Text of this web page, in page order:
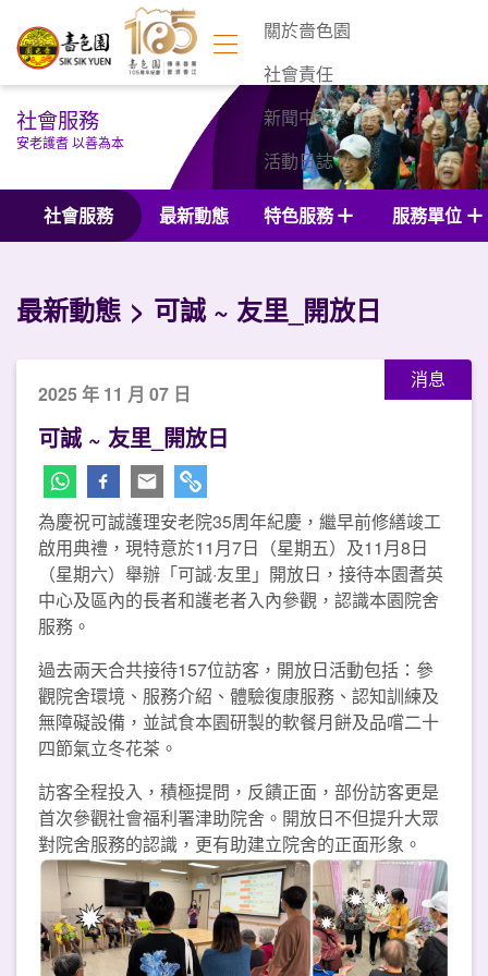
關於嗇色園
社會責任
新聞中心
活動日誌
聯絡我們
社會服務
安老護耆 以善為本
社會服務 最新動態 特色服務 服務單位
最新動態 可誠 ~ 友里_開放日
消息
2025 年 11 月 07 日
可誠 ~ 友里_開放日
為慶祝可誠護理安老院35周年紀慶，繼早前修繕竣工
啟用典禮，現特意於11月7日（星期五）及11月8日
（星期六）舉辦「可誠·友里」開放日，接待本園耆英
中心及區內的長者和護老者入內參觀，認識本園院舍
服務。
過去兩天合共接待157位訪客，開放日活動包括：參
觀院舍環境、服務介紹、體驗復康服務、認知訓練及
無障礙設備，並試食本園研製的軟餐月餅及品嚐二十
四節氣立冬花茶。
訪客全程投入，積極提問，反饋正面，部份訪客更是
首次參觀社會福利署津助院舍。開放日不但提升大眾
對院舍服務的認識，更有助建立院舍的正面形象。